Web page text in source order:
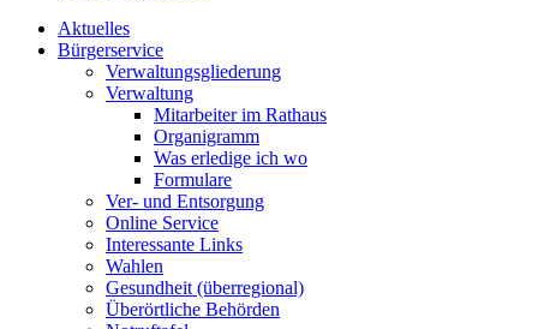
Aktuelles
Bürgerservice
Verwaltungsgliederung
Verwaltung
Mitarbeiter im Rathaus
Organigramm
Was erledige ich wo
Formulare
Ver- und Entsorgung
Online Service
Interessante Links
Wahlen
Gesundheit (überregional)
Überörtliche Behörden